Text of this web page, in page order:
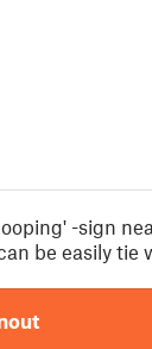
-sign
be easily tie